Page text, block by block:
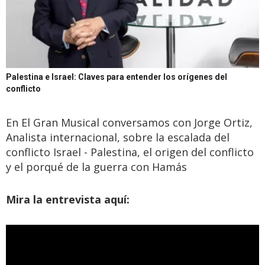
Palestina e Israel: Claves para entender los orígenes del
conflicto
En El Gran Musical conversamos con Jorge Ortiz,
Analista internacional, sobre la escalada del
conflicto Israel - Palestina, el origen del conflicto
y el porqué de la guerra con Hamás
Mira la entrevista aquí: